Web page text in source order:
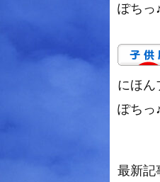
ぽちっ
にほん
ぽちっ
最新記